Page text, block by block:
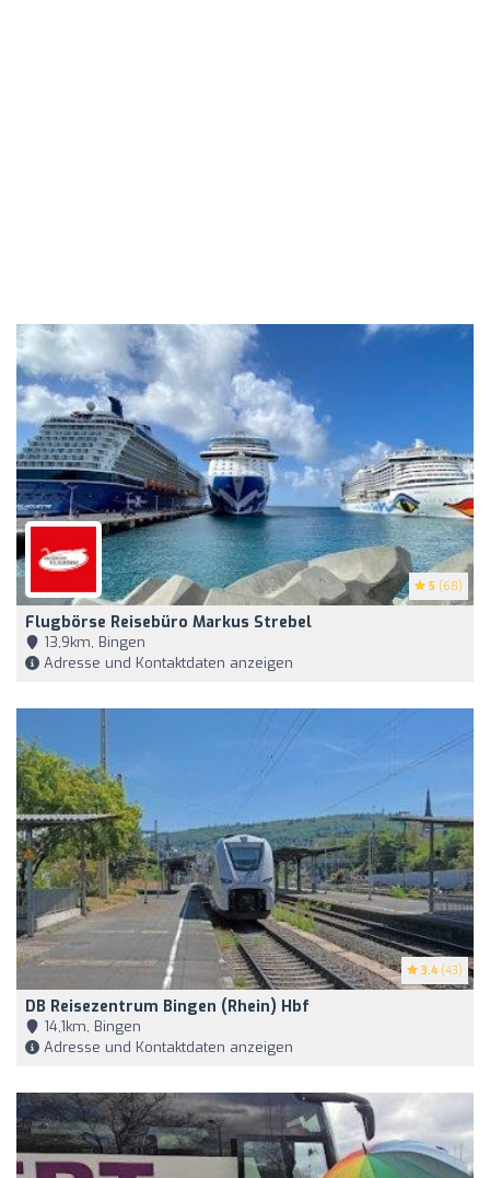
5 (68)
Flugbörse Reisebüro Markus Strebel
13,9km, Bingen
Adresse und Kontaktdaten anzeigen
3.4 (43)
DB Reisezentrum Bingen (Rhein) Hbf
14,1km, Bingen
Adresse und Kontaktdaten anzeigen